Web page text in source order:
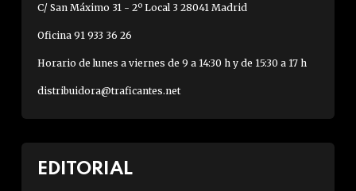
C/ San Máximo 31 - 2º Local 3 28041 Madrid
Oficina 91 933 36 26
Horario de lunes a viernes de 9 a 14:30 h y de 15:30 a 17 h
distribuidora@traficantes.net
EDITORIAL